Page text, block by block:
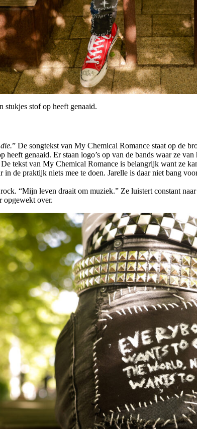
stukjes stof op heeft genaaid.
” De songtekst van My Chemical Romance staat op de
genaaid. Er staan logo’s op van de bands waar ze
De tekst van My Chemical Romance is belangrijk want ze
de praktijk niets mee te doen. Jarelle is daar niet bang
“Mijn leven draait om muziek.” Ze luistert constant
opgewekt over.